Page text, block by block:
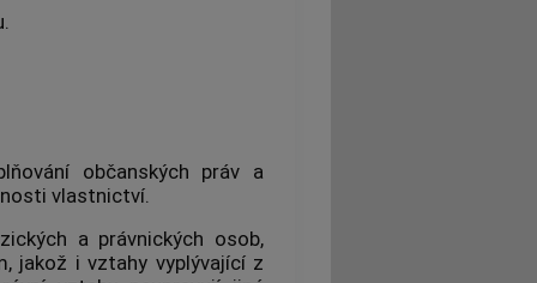
občanských práv a
vlastnictví.
a právnických osob,
jakož i vztahy vyplývající z